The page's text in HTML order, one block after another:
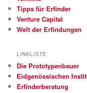
Tipps für Erfinder
Venture Capital
Welt der Erfindungen
LINKLISTE
Die Prototypenbauer
Eidgenössischen
Erfinderberatung